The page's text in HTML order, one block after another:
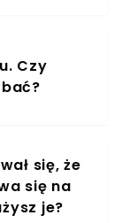
Czy
się, że
się na
je?